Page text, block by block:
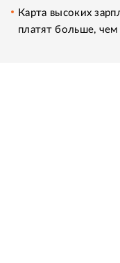
Карта высоких
платят больше,